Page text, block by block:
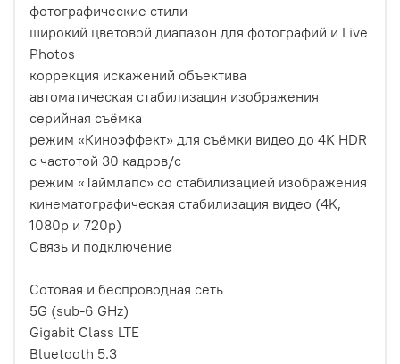
фотографические стили
широкий цветовой диапазон для фотографий и Live
Photos
коррекция искажений объектива
автоматическая стабилизация изображения
серийная съëмка
режим «Киноэффект» для съёмки видео до 4K HDR
с частотой 30 кадров/с
режим «Таймлапс» со стабилизацией изображения
кинематографическая стабилизация видео (4K,
1080p и 720p)
Связь и подключение
Сотовая и беспроводная сеть
5G (sub‑6 GHz)
Gigabit Class LTE
Bluetooth 5.3